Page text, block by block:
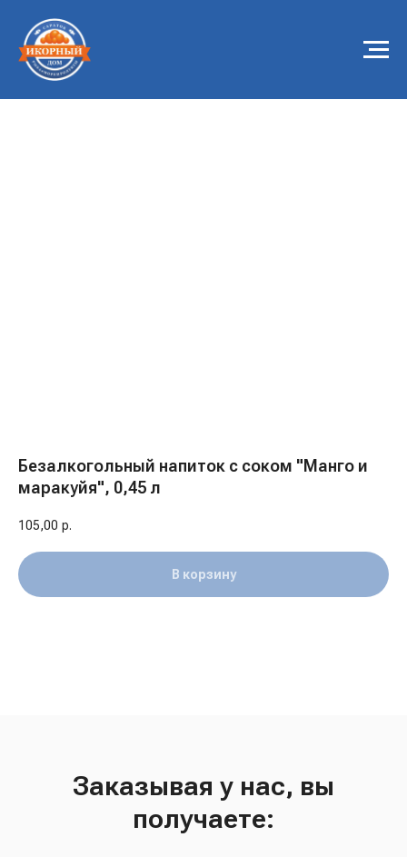
Безалкогольный напиток с соком "Манго и
маракуйя", 0,45 л
105,00 р.
В корзину
Заказывая у нас, вы
получаете: